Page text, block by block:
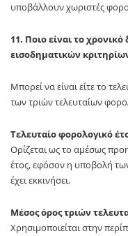
υποβάλλουν χωριστές
11. Ποιο είναι το
εισοδηματικών
Μπορεί να είναι είτε το
των τριών τελευταίων
Τελευταίο φορολογικό
Ορίζεται ως το αμέσως
έτος, εφόσον η υποβολή
έχει εκκινήσει.
Μέσος όρος τριών
Χρησιμοποιείται στην